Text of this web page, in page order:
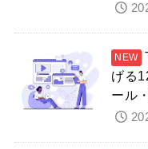
げる
ール